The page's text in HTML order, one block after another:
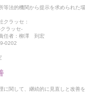
等法的機関から提示を求められた
クラッセ：
ラッセ-
任者：柳澤 到宏
0202
に関して、継続的に見直しと改善